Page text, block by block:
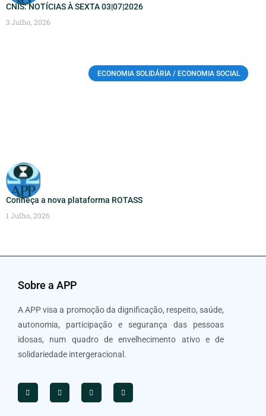
CNIS: NOTÍCIAS À SEXTA 03|07|2026
3 Julho, 2026
ECONOMIA SOLIDÁRIA / ECONOMIA SOCIAL
Conheça a nova plataforma ROTASS
1 Julho, 2026
Sobre a APP
A APP visa a promoção da dignificação, respeito, saúde,
autonomia, participação e segurança das pessoas
idosas, num quadro de envelhecimento ativo e de
solidariedade intergeracional.